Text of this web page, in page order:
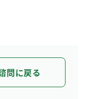
問に戻る